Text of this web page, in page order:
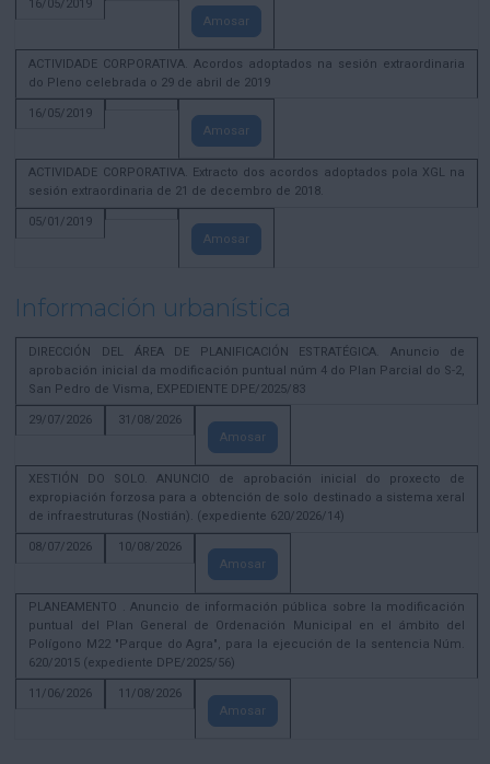
16/05/2019
Amosar
ACTIVIDADE CORPORATIVA. Acordos adoptados na sesión extraordinaria
do Pleno celebrada o 29 de abril de 2019
16/05/2019
Amosar
ACTIVIDADE CORPORATIVA. Extracto dos acordos adoptados pola XGL na
sesión extraordinaria de 21 de decembro de 2018.
05/01/2019
Amosar
Información urbanística
DIRECCIÓN DEL ÁREA DE PLANIFICACIÓN ESTRATÉGICA. Anuncio de
aprobación inicial da modificación puntual núm 4 do Plan Parcial do S-2,
San Pedro de Visma, EXPEDIENTE DPE/2025/83
29/07/2026
31/08/2026
Amosar
XESTIÓN DO SOLO. ANUNCIO de aprobación inicial do proxecto de
expropiación forzosa para a obtención de solo destinado a sistema xeral
de infraestruturas (Nostián). (expediente 620/2026/14)
08/07/2026
10/08/2026
Amosar
PLANEAMENTO . Anuncio de información pública sobre la modificación
puntual del Plan General de Ordenación Municipal en el ámbito del
Polígono M22 "Parque do Agra", para la ejecución de la sentencia Núm.
620/2015 (expediente DPE/2025/56)
11/06/2026
11/08/2026
Amosar